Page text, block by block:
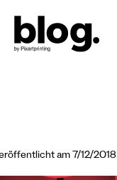
am 7/12/2018